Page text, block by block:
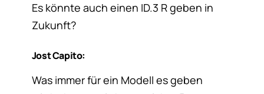
Es könnte auch einen ID.3 R geben in
Zukunft?
Jost Capito:
Was immer für ein Modell es geben